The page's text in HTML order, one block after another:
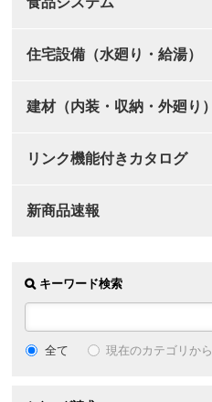
住宅設備（水廻り・給湯）
建材（内装・収納・外廻り）
リンク機能付きカタログ
新商品速報
キーワード検索
全て 現在のカテゴリから